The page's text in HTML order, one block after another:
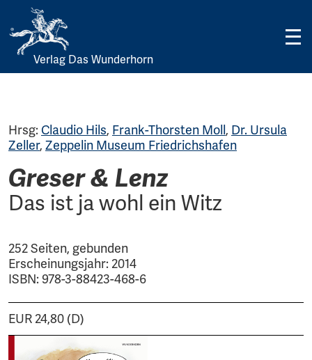
Skip
Verlag Das Wunderhorn
Hrsg: Claudio Hils, Frank-Thorsten Moll, Dr. Ursula
Zeller, Zeppelin Museum Friedrichshafen
Greser & Lenz
Das ist ja wohl ein Witz
252 Seiten, gebunden
Erscheinungsjahr: 2014
ISBN: 978-3-88423-468-6
EUR 24,80 (D)